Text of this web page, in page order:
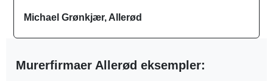
Michael Grønkjær, Allerød
Murerfirmaer Allerød eksempler: